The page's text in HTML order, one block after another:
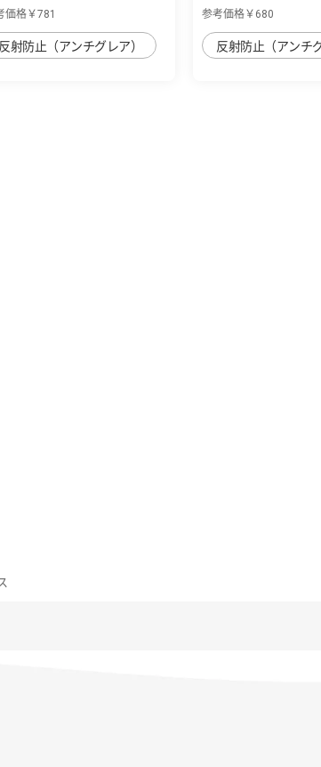
価格￥781
反射防止（アンチグレア）
参考価格￥680
反射防止（アンチ